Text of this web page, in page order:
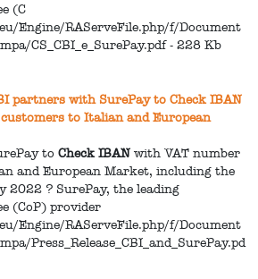
(C
Engine/RAServeFile.php/f/Document
CS_CBI_e_SurePay.pdf - 228 Kb
partners with SurePay to Check IBAN
to Italian and European
toCheck IBAN with VAT number
and European Market, including the
2022 ? SurePay, the leading
(CoP) provider
Engine/RAServeFile.php/f/Document
Press_Release_CBI_and_SurePay.pd